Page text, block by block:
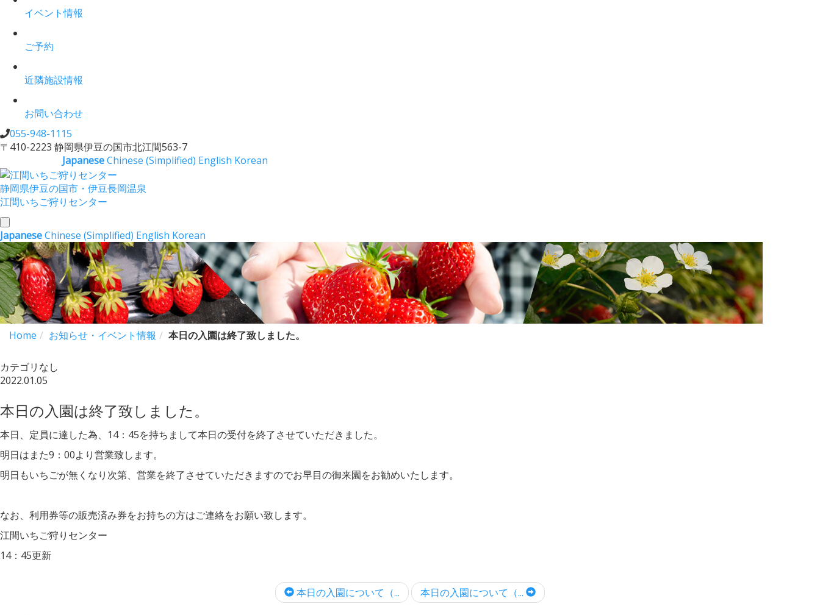
イベント情報
ご予約
近隣施設情報
お問い合わせ
055-948-1115
〒410-2223 静岡県伊豆の国市北江間563-7
JapaneseChinese (Simplified) English Korean
静岡県伊豆の国市・伊豆長岡温泉
江間いちご狩りセンター
toggle
navigation
JapaneseChinese (Simplified) English Korean
Home お知らせ・イベント情報 本日の入園は終了致しました。
カテゴリなし
2022.01.05
本日の入園は終了致しました。
本日、定員に達した為、14：45を持ちまして本日の受付を終了させていただきました。
明日はまた9：00より営業致します。
明日もいちごが無くなり次第、営業を終了させていただきますのでお早目の御来園をお勧めいたします。
なお、利用券等の販売済み券をお持ちの方はご連絡をお願い致します。
江間いちご狩りセンター
14：45更新
本日の入園について（... 本日の入園について（...